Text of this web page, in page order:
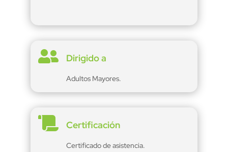
 Dirigido a
Adultos Mayores.
 Certificación
Certificado de asistencia.